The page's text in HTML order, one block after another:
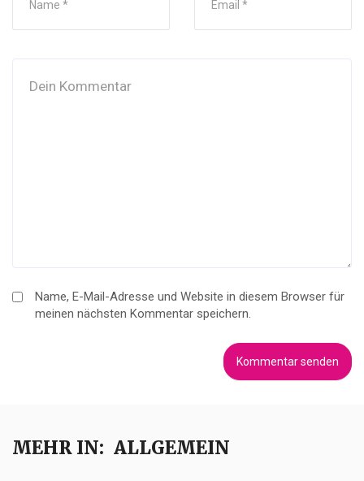
Name, E-Mail-Adresse und Website in diesem Browser für
meinen nächsten Kommentar speichern.
MEHR IN: ALLGEMEIN